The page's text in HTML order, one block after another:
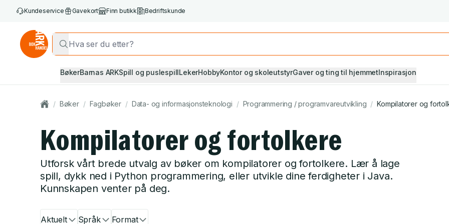
Kundeservice Gavekort Finn butikk Bedriftskunde
BøkerBarnas ARKSpill og puslespillLekerHobbyKontor og skoleutstyrGaver og ting til hjemmetInspirasjon
/ Bøker / Fagbøker / Data- og informasjonsteknologi / Programmering / programvareutvikling / Kompilatorer og
Kompilatorer og fortolkere
Utforsk vårt brede utvalg av bøker om kompilatorer og fortolkere. Lær å lage
spill, dykk ned i Python programmering, eller utvikle dine ferdigheter i Java.
Kunnskapen venter på deg.
Aktuelt Språk Format